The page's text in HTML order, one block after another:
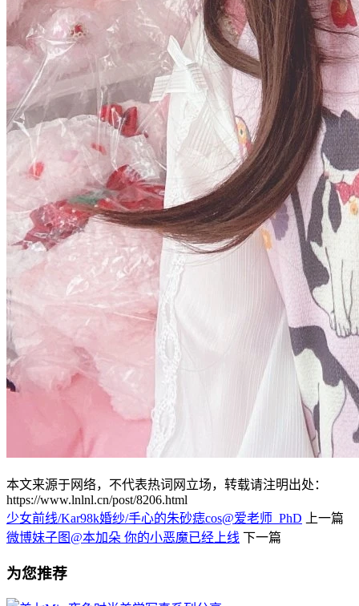
本文来源于网络，不代表热词网立场，转载请注明出处：
https://www.lnlnl.cn/post/8206.html
少女前线/Kar98k婚纱/手心的朱砂痣cos@爱老师_PhD
上一篇
微博妹子图@本加朵 你的小恶魔已经上线 下一篇
为您推荐